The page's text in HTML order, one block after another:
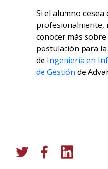
Si el alumno desea
profesionalmente,
conocer más
postulación para
de Ingeniería en
de Gestión de